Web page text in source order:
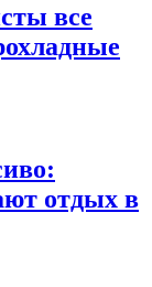
все
отдых в